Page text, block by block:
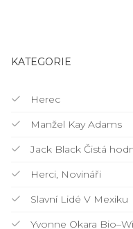
KATEGORIE
Herec
Manžel Kay Adams
Jack Black Čistá
Herci, Novináři
Slavní Lidé V Mexiku
Yvonne Okara